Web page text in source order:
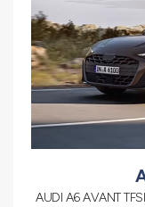
AUDI A6 AVANT